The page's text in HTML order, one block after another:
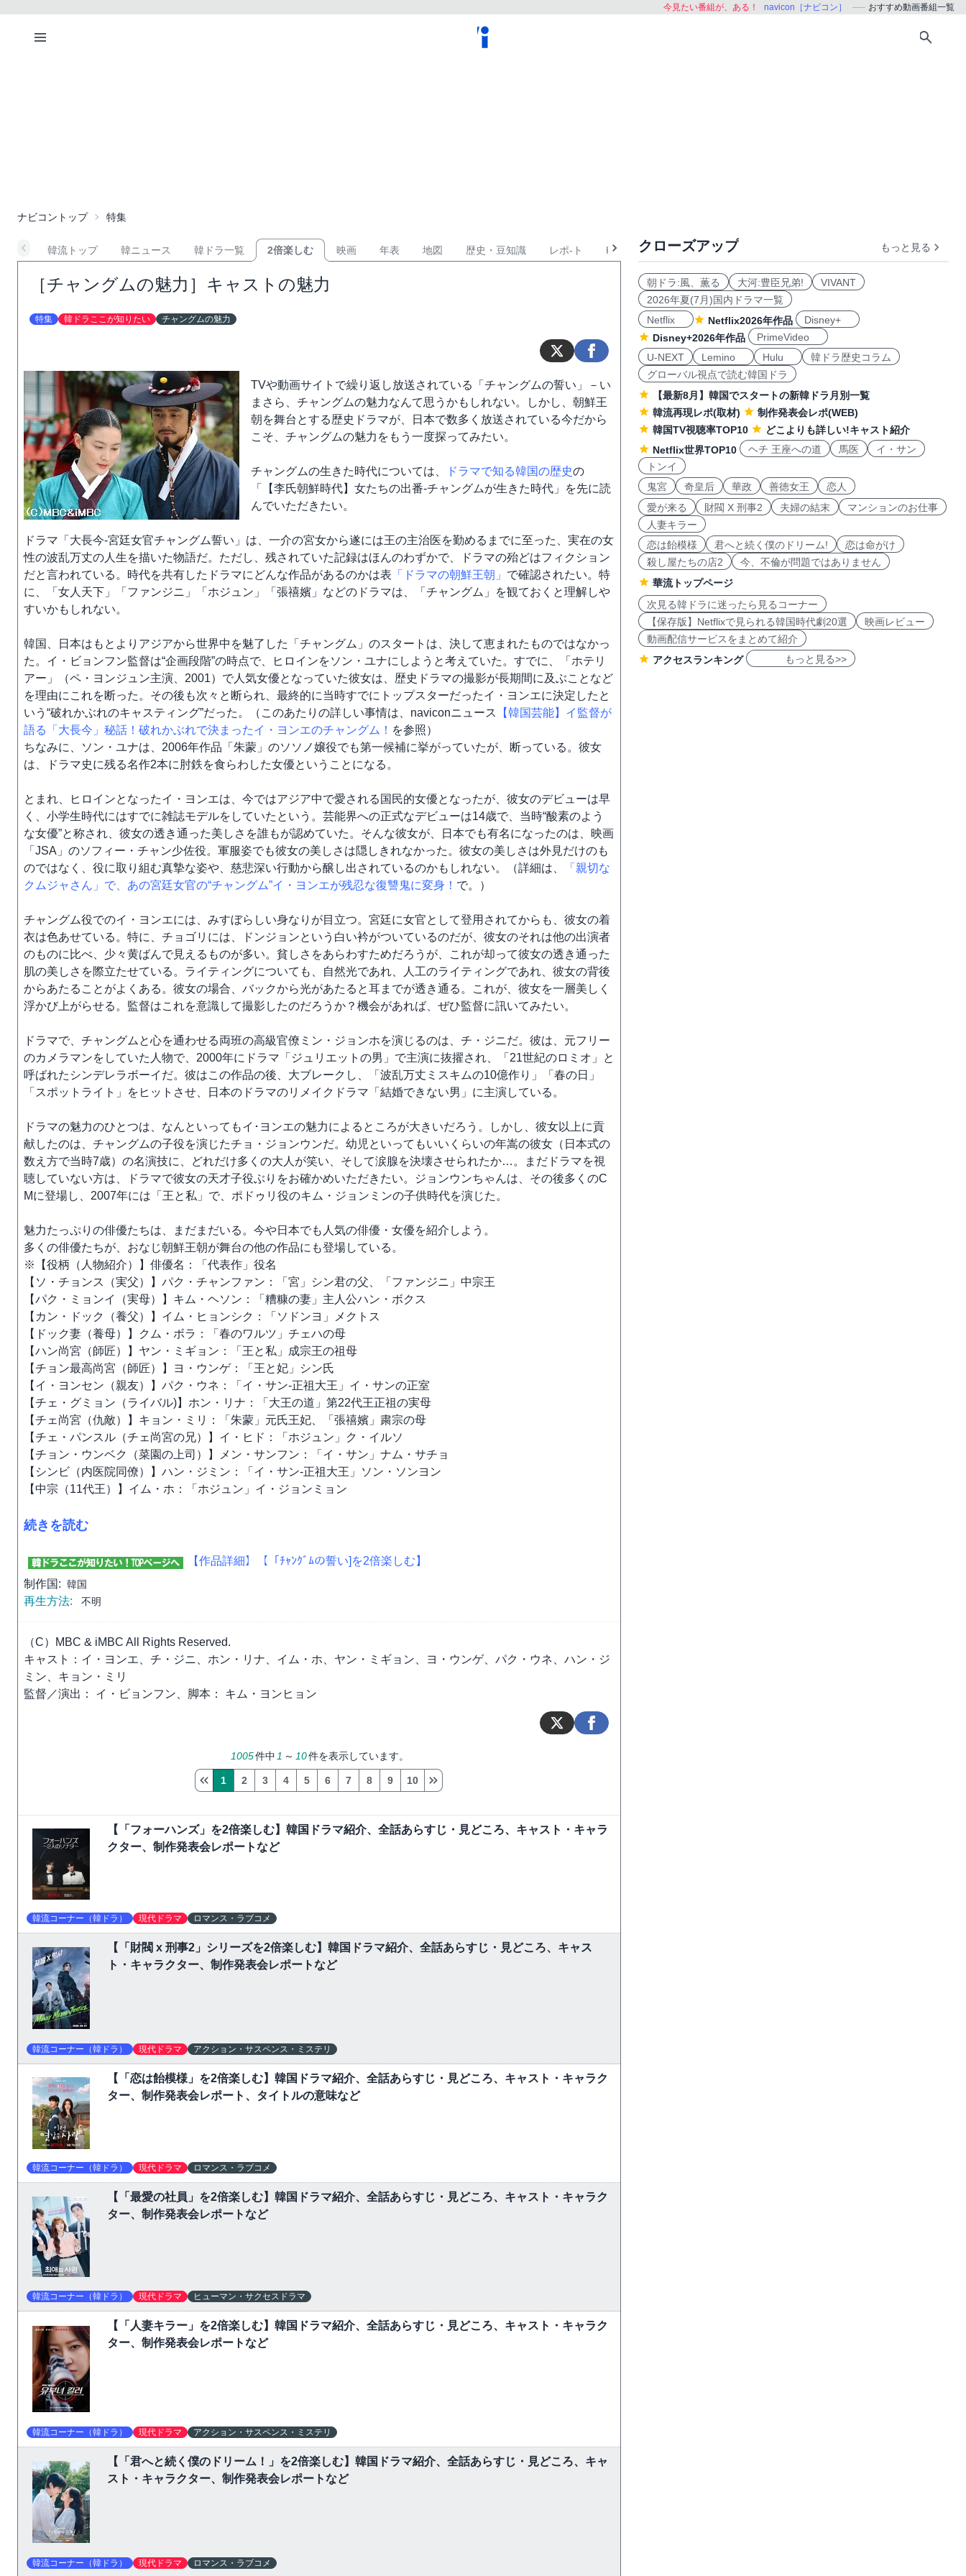
今見たい番組が、ある！ navicon［ナビコン］ おすすめ動画番組一覧
ナビコントップ 特集
韓流トップ 韓ニュース 韓ドラ一覧 2倍楽しむ 映画 年表 地図 歴史・豆知識 レポ-ト KPOP おすすめ
［チャングムの魅力］キャストの魅力
特集 韓ドラここが知りたい チャングムの魅力
TVや動画サイトで繰り返し放送されている「チャングムの誓い」－い
まさら、チャングムの魅力なんて思うかもしれない。しかし、朝鮮王
朝を舞台とする歴史ドラマが、日本で数多く放送されている今だから
こそ、チャングムの魅力をもう一度探ってみたい。
チャングムの生きた時代については、 ドラマで知る韓国の歴史の
「【李氏朝鮮時代】女たちの出番-チャングムが生きた時代」を先に読
んでいただきたい。
ドラマ「大長今-宮廷女官チャングム誓い」は、一介の宮女から遂には王の主治医を勤めるまでに至った、実在の女
性の波乱万丈の人生を描いた物語だ。ただし、残されていた記録はほんのわずかで、ドラマの殆どはフィクション
だと言われている。時代を共有したドラマにどんな作品があるのかは表 「ドラマの朝鮮王朝」 で確認されたい。特
に、「女人天下」「ファンジニ」「ホジュン」「張禧嬪」などのドラマは、「チャングム」を観ておくと理解しや
すいかもしれない。
韓国、日本はもとよりアジアから世界中を魅了した「チャングム」のスタートは、決して恵まれたものではなかっ
た。イ・ビョンフン監督は“企画段階”の時点で、ヒロインをソン・ユナにしようと考えていた。すでに、「ホテリ
アー」（ペ・ヨンジュン主演、2001）で人気女優となっていた彼女は、歴史ドラマの撮影が長期間に及ぶことなど
を理由にこれを断った。その後も次々と断られ、最終的に当時すでにトップスターだったイ・ヨンエに決定したと
いう“破れかぶれのキャスティング”だった。（このあたりの詳しい事情は、naviconニュース
【韓国芸能】イ監督が
語る「大長今」秘話！破れかぶれで決まったイ・ヨンエのチャングム！ を参照）
ちなみに、ソン・ユナは、2006年作品「朱蒙」のソソノ嬢役でも第一候補に挙がっていたが、断っている。彼女
は、ドラマ史に残る名作2本に肘鉄を食らわした女優ということになる。
とまれ、ヒロインとなったイ・ヨンエは、今ではアジア中で愛される国民的女優となったが、彼女のデビューは早
く、小学生時代にはすでに雑誌モデルをしていたという。芸能界への正式なデビューは14歳で、当時“酸素のよう
な女優”と称され、彼女の透き通った美しさを誰もが認めていた。そんな彼女が、日本でも有名になったのは、映画
「JSA」のソフィー・チャン少佐役。軍服姿でも彼女の美しさは隠しきれなかった。彼女の美しさは外見だけのも
のではなく、役に取り組む真摯な姿や、慈悲深い行動から醸し出されているのかもしれない。（詳細は、
「親切な
クムジャさん」で、あの宮廷女官の“チャングム”イ・ヨンエが残忍な復讐鬼に変身！ で。）
チャングム役でのイ・ヨンエには、みすぼらしい身なりが目立つ。宮廷に女官として登用されてからも、彼女の着
衣は色あせている。特に、チョゴリには、ドンジョンという白い衿がついているのだが、彼女のそれは他の出演者
のものに比べ、少々黄ばんで見えるものが多い。貧しさをあらわすためだろうが、これが却って彼女の透き通った
肌の美しさを際立たせている。ライティングについても、自然光であれ、人工のライティングであれ、彼女の背後
からあたることがよくある。彼女の場合、バックから光があたると耳までが透き通る。これが、彼女を一層美しく
浮かび上がらせる。監督はこれを意識して撮影したのだろうか？機会があれば、ぜひ監督に訊いてみたい。
ドラマで、チャングムと心を通わせる両班の高級官僚ミン・ジョンホを演じるのは、チ・ジニだ。彼は、元フリー
のカメラマンをしていた人物で、2000年にドラマ「ジュリエットの男」で主演に抜擢され、「21世紀のロミオ」と
呼ばれたシンデレラボーイだ。彼はこの作品の後、大ブレークし、「波乱万丈ミスキムの10億作り」「春の日」
「スポットライト」をヒットさせ、日本のドラマのリメイクドラマ「結婚できない男」に主演している。
ドラマの魅力のひとつは、なんといってもイ･ヨンエの魅力によるところが大きいだろう。しかし、彼女以上に貢
献したのは、チャングムの子役を演じたチョ・ジョンウンだ。幼児といってもいいくらいの年嵩の彼女（日本式の
数え方で当時7歳）の名演技に、どれだけ多くの大人が笑い、そして涙腺を決壊させられたか…。まだドラマを視
聴していない方は、ドラマで彼女の天才子役ぶりをお確かめいただきたい。ジョンウンちゃんは、その後多くのC
Mに登場し、2007年には「王と私」で、ポドゥリ役のキム・ジョンミンの子供時代を演じた。
魅力たっぷりの俳優たちは、まだまだいる。今や日本でも人気の俳優・女優を紹介しよう。
多くの俳優たちが、おなじ朝鮮王朝が舞台の他の作品にも登場している。
※【役柄（人物紹介）】俳優名：「代表作」役名
【ソ・チョンス（実父）】パク・チャンファン：「宮」シン君の父、「ファンジニ」中宗王
【パク・ミョンイ（実母）】キム・ヘソン：「糟糠の妻」主人公ハン・ボクス
【カン・ドック（養父）】イム・ヒョンシク：「ソドンヨ」メクトス
【ドック妻（養母）】クム・ボラ：「春のワルツ」チェハの母
【ハン尚宮（師匠）】ヤン・ミギョン：「王と私」成宗王の祖母
【チョン最高尚宮（師匠）】ヨ・ウンゲ：「王と妃」シン氏
【イ・ヨンセン（親友）】パク・ウネ：「イ・サン-正祖大王」イ・サンの正室
【チェ・グミョン（ライバル)】ホン・リナ：「大王の道」第22代王正祖の実母
【チェ尚宮（仇敵）】キョン・ミリ：「朱蒙」元氏王妃、「張禧嬪」粛宗の母
【チェ・パンスル（チェ尚宮の兄）】イ・ヒド：「ホジュン」ク・イルソ
【チョン・ウンベク（菜園の上司）】メン・サンフン：「イ・サン」ナム・サチョ
【シンビ（内医院同僚）】ハン・ジミン：「イ・サン-正祖大王」ソン・ソンヨン
【中宗（11代王）】イム・ホ：「ホジュン」イ・ジョンミョン
続きを読む
【作品詳細】
【「ﾁｬﾝｸﾞﾑの誓い]を2倍楽しむ】
制作国: 韓国
再生方法: 不明
（C）MBC & iMBC All Rights Reserved.
キャスト：イ・ヨンエ、チ・ジニ、ホン・リナ、イム・ホ、ヤン・ミギョン、ヨ・ウンゲ、パク・ウネ、ハン・ジ
ミン、キョン・ミリ
監督／演出： イ・ビョンフン、脚本： キム・ヨンヒョン
1005件中 1 ～ 10件を表示しています。
1 2 3 4 5 6 7 8 9 10
【「フォーハンズ」を2倍楽しむ】韓国ドラマ紹介、全話あらすじ・見どころ、キャスト・キャラ
クター、制作発表会レポートなど
韓流コーナー（韓ドラ） 現代ドラマ ロマンス・ラブコメ
【「財閥 x 刑事2」シリーズを2倍楽しむ】韓国ドラマ紹介、全話あらすじ・見どころ、キャス
ト・キャラクター、制作発表会レポートなど
韓流コーナー（韓ドラ） 現代ドラマ アクション・サスペンス・ミステリ
【「恋は飴模様」を2倍楽しむ】韓国ドラマ紹介、全話あらすじ・見どころ、キャスト・キャラク
ター、制作発表会レポート、タイトルの意味など
韓流コーナー（韓ドラ） 現代ドラマ ロマンス・ラブコメ
【「最愛の社員」を2倍楽しむ】韓国ドラマ紹介、全話あらすじ・見どころ、キャスト・キャラク
ター、制作発表会レポートなど
韓流コーナー（韓ドラ） 現代ドラマ ヒューマン・サクセスドラマ
【「人妻キラー」を2倍楽しむ】韓国ドラマ紹介、全話あらすじ・見どころ、キャスト・キャラク
ター、制作発表会レポートなど
韓流コーナー（韓ドラ） 現代ドラマ アクション・サスペンス・ミステリ
【「君へと続く僕のドリーム！」を2倍楽しむ】韓国ドラマ紹介、全話あらすじ・見どころ、キャ
スト・キャラクター、制作発表会レポートなど
韓流コーナー（韓ドラ） 現代ドラマ ロマンス・ラブコメ
クローズアップ もっと見る
朝ドラ:風、薫る 大河:豊臣兄弟!
VIVANT
2026年夏(7月)国内ドラマ一覧
Netflix
Netflix2026年作品
Disney+
Disney+2026年作品
PrimeVideo
U-NEXT
Lemino Hulu
韓ドラ歴史コラム
グローバル視点で読む韓国ドラ
【最新8月】韓国でスタートの新韓ドラ月別一覧
韓流再現レポ(取材)
制作発表会レポ(WEB)
韓国TV視聴率TOP10
どこよりも詳しい!キャスト紹介
Netflix世界TOP10
ヘチ 王座への道 馬医
イ・サン
トンイ
鬼宮
奇皇后 華政 善徳女王
恋人
愛が来る
財閥 X 刑事2 夫婦の結末
マンションのお仕事
人妻キラー
恋は飴模様
君へと続く僕のドリーム!
恋は命がけ
殺し屋たちの店2
今、不倫が問題ではありません
華流トップページ
次見る韓ドラに迷ったら見るコーナー
【保存版】Netflixで見られる韓国時代劇20選
映画レビュー
動画配信サービスをまとめて紹介
アクセスランキング
もっと見る>>